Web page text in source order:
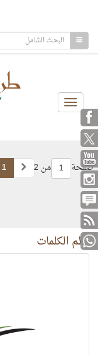
Toggle
navigation
صفحة 1 من 2 1
نظم الكلمات